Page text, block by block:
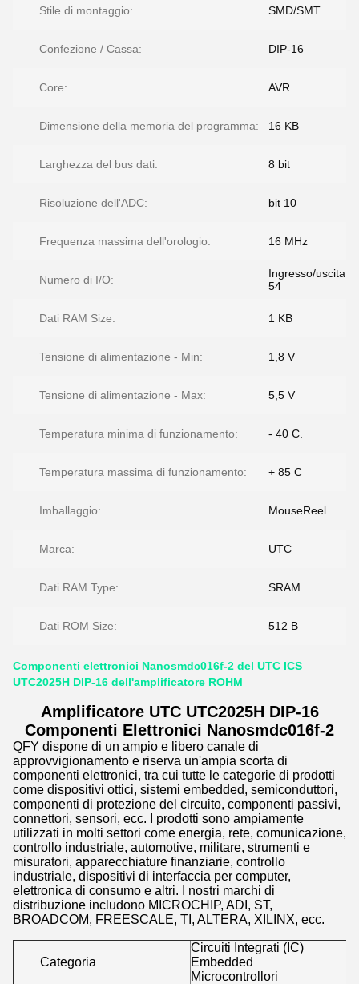
Stile di montaggio: SMD/SMT
Confezione / Cassa: DIP-16
Core: AVR
Dimensione della memoria del programma: 16 KB
Larghezza del bus dati: 8 bit
Risoluzione dell'ADC: bit 10
Frequenza massima dell'orologio: 16 MHz
Numero di I/O:
Ingresso/uscita
54
Dati RAM Size: 1 KB
Tensione di alimentazione - Min: 1,8 V
Tensione di alimentazione - Max: 5,5 V
Temperatura minima di funzionamento: - 40 C.
Temperatura massima di funzionamento: + 85 C
Imballaggio: MouseReel
Marca: UTC
Dati RAM Type: SRAM
Dati ROM Size: 512 B
Componenti elettronici Nanosmdc016f-2 del UTC ICS
UTC2025H DIP-16 dell'amplificatore ROHM
Amplificatore UTC UTC2025H DIP-16
Componenti Elettronici Nanosmdc016f-2
QFY dispone di un ampio e libero canale di
approvvigionamento e riserva un'ampia scorta di
componenti elettronici, tra cui tutte le categorie di prodotti
come dispositivi ottici, sistemi embedded, semiconduttori,
componenti di protezione del circuito, componenti passivi,
connettori, sensori, ecc. I prodotti sono ampiamente
utilizzati in molti settori come energia, rete, comunicazione,
controllo industriale, automotive, militare, strumenti e
misuratori, apparecchiature finanziarie, controllo
industriale, dispositivi di interfaccia per computer,
elettronica di consumo e altri. I nostri marchi di
distribuzione includono MICROCHIP, ADI, ST,
BROADCOM, FREESCALE, TI, ALTERA, XILINX, ecc.
Categoria
Circuiti Integrati (IC)
Embedded
Microcontrollori